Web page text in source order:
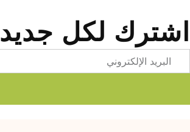
اشترك لكل جديد